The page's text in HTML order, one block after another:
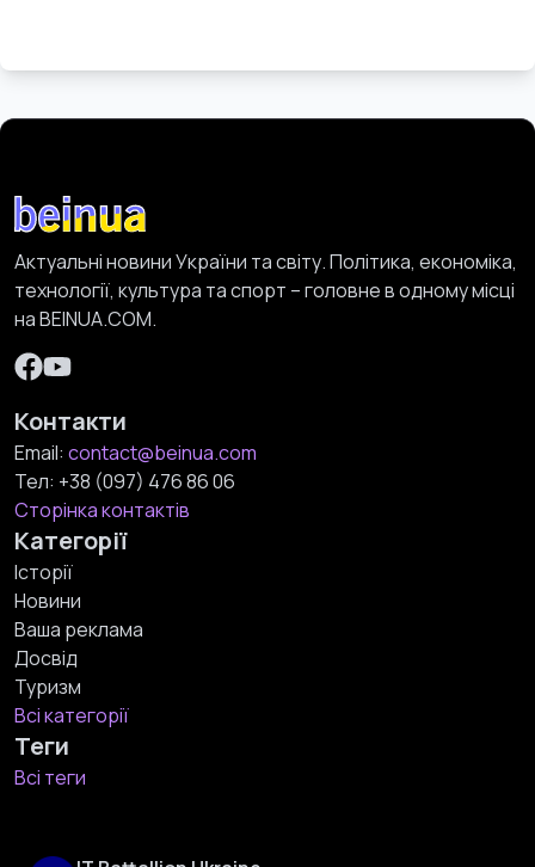
Актуальні новини України та світу. Політика, економіка,
технології, культура та спорт – головне в одному місці
на BEINUA.COM.
Контакти
Email: contact@beinua.com
Тел: +38 (097) 476 86 06
Сторінка контактів
Категорії
Історії
Новини
Ваша реклама
Досвід
Туризм
Всі категорії
Теги
Всі теги